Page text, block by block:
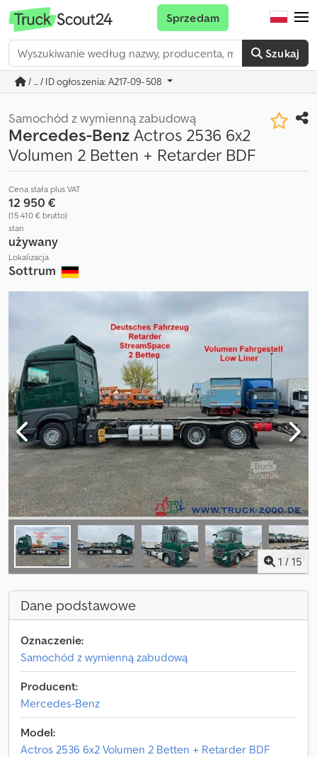
Szukaj
Sprzedam
/ ... / ID ogłoszenia: A217-09-508
Samochód z wymienną zabudową
Mercedes-BenzActros 2536 6x2
Volumen 2 Betten + Retarder BDF
Cena stała plus VAT
12 950 €
(15 410 € brutto)
stan
używany
Lokalizacja
Sottrum
1 / 15
Dane podstawowe
Oznaczenie:
Samochód z wymienną zabudową
Producent:
Mercedes-Benz
Model:
Actros 2536 6x2 Volumen 2 Betten + Retarder BDF